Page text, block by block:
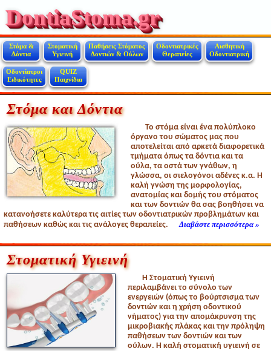
DontiaStoma.gr
Στόμα &
Δόντια
Στοματική
Υγιεινή
Παθήσεις Στόματος
Δοντιών & Ούλων
Οδοντιατρικές
Θεραπείες
Αισθητική
Οδοντιατρική
Οδοντίατροι
Ειδικότητες
QUIZ
Παιχνίδια
Στόμα και Δόντια
Το στόμα είναι ένα πολύπλοκο
όργανο του σώματος μας που
αποτελείται από αρκετά διαφορετικά
τμήματα όπως τα δόντια και τα
ούλα, τα οστά των γνάθων, η
γλώσσα, οι σιελογόνοι αδένες κ.α. Η
καλή γνώση της μορφολογίας,
ανατομίας και δομής του στόματος
και των δοντιών θα σας βοηθήσει να
κατανοήσετε καλύτερα τις αιτίες των οδοντιατρικών προβλημάτων και
παθήσεων καθώς και τις ανάλογες θεραπείες.
Διαβάστε περισσότερα »
Στοματική Υγιεινή
Η Στοματική Υγιεινή
περιλαμβάνει το σύνολο των
ενεργειών (όπως το βούρτσισμα των
δοντιών και η χρήση οδοντικού
νήματος) για την απομάκρυνση της
μικροβιακής πλάκας και την πρόληψη
παθήσεων των δοντιών και των
ούλων. Η καλή στοματική υγιεινή σε